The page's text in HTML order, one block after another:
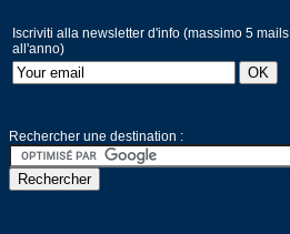
Iscriviti alla newsletter d'info (massimo 5 mails
all'anno)
Rechercher une destination :